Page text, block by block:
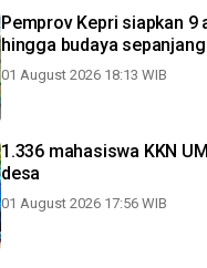
Pemprov Kepri siapkan 9
hingga budaya
01 August 2026 18:13 WIB
1.336 mahasiswa KKN
desa
01 August 2026 17:56 WIB